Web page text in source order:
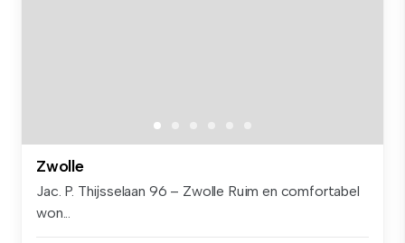
Zwolle
Jac. P. Thijsselaan 96 – Zwolle Ruim en comfortabel
won...